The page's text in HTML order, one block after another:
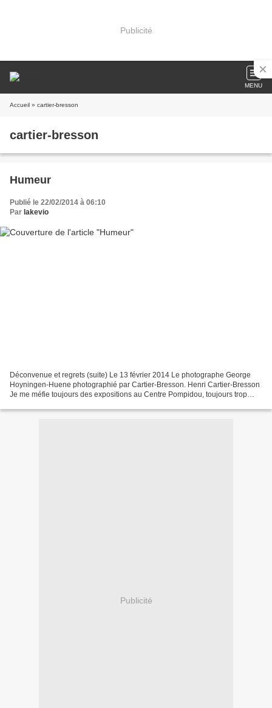
Publicité
MENU
Accueil » cartier-bresson
cartier-bresson
Humeur
Publié le 22/02/2014 à 06:10
Par lakevio
Déconvenue et regrets (suite) Le 13 février 2014 Le photographe George
Hoyningen-Huene photographié par Cartier-Bresson. Henri Cartier-Bresson
Je me méfie toujours des expositions au Centre Pompidou, toujours trop
Publicité